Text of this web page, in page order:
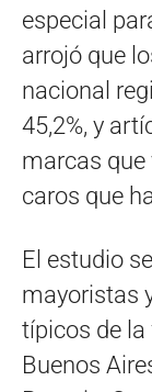
especial
arrojó que
nacional
45,2%, y
marcas que
caros que
El estudio
mayoristas
típicos de la
Buenos